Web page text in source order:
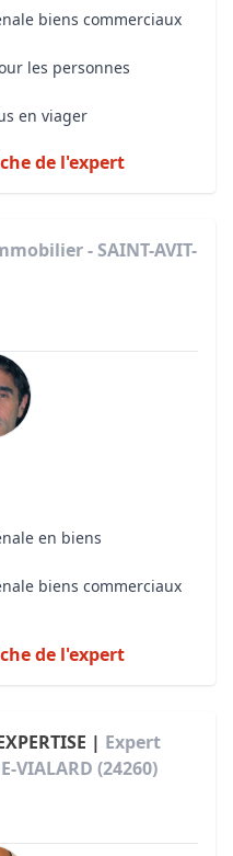
biens commerciaux
les personnes
en viager
de l'expert
- SAINT-AVIT-
en biens
biens commerciaux
de l'expert
| Expert
VIALARD (24260)